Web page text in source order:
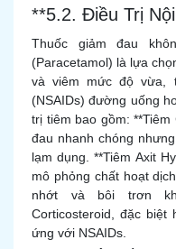
**5.2. Điều Trị
Thuốc giảm đau
(Paracetamol) là lựa
và viêm mức độ vừa,
(NSAIDs) đường uống
trị tiêm bao gồm: **Tiêm
đau nhanh chóng
lạm dụng. **Tiêm Axit
mô phỏng chất hoạt
nhớt và bôi trơn
Corticosteroid, đặc biệt
ứng với NSAIDs.